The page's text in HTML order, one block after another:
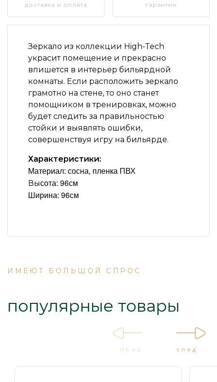
доставка и оплата гарантии
Зеркало из коллекции High-Tech
украсит помещение и прекрасно
впишется в интерьер бильярдной
комнаты. Если расположить зеркало
грамотно на стене, то оно станет
помощником в тренировках, можно
будет следить за правильностью
стойки и выявлять ошибки,
совершенствуя игру на бильярде.
Характеристики:
Материал: сосна, пленка ПВХ
Высота: 96см
Ширина: 96см
ИМЕЮТ БОЛЬШОЙ СПРОС
популярные товары
пред след